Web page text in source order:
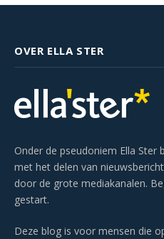
OVER ELLA STER
Onder de pseudoniem Ella Ster
met het delen van
door de grote mediakanalen.
gestart.
Deze blog is voor mensen die